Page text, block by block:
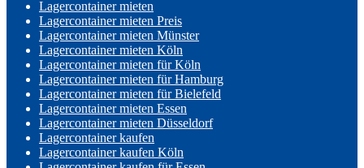
Lagercontainer mieten
Lagercontainer mieten Preis
Lagercontainer mieten Münster
Lagercontainer mieten Köln
Lagercontainer mieten für Köln
Lagercontainer mieten für Hamburg
Lagercontainer mieten für Bielefeld
Lagercontainer mieten Essen
Lagercontainer mieten Düsseldorf
Lagercontainer kaufen
Lagercontainer kaufen Köln